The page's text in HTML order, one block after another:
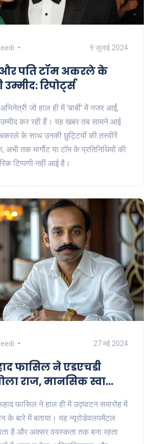
9 जुलाई 2024
और पति टॉम अकरले के
रिपोर्ट्स
अभिनेत्री जो हाल ही में 'बार्बी' में नजर आईं,
कर रही हैं। यह खबर तब सामने आई
के साथ उनकी छुट्टियों की तस्वीरें
अभी तक मार्गोट या टॉम के प्रतिनिधियों की
टिप्पणी नहीं आई है।
27 मई 2024
फासिल ने एडएचडी
राज, मानसिक स्वास्थ्य
फासिल ने हाल ही में उद्घाटन समारोह में
के बारे में बताया। यह न्यूरोडेवलपमेंटल
है और अक्सर वयस्कता तक बना रहता